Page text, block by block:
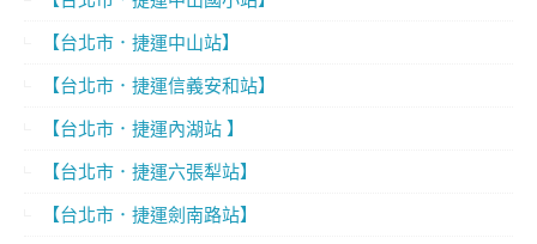
【台北市．捷運中山站】
【台北市．捷運信義安和站】
【台北市．捷運內湖站 】
【台北市．捷運六張犁站】
【台北市．捷運劍南路站】